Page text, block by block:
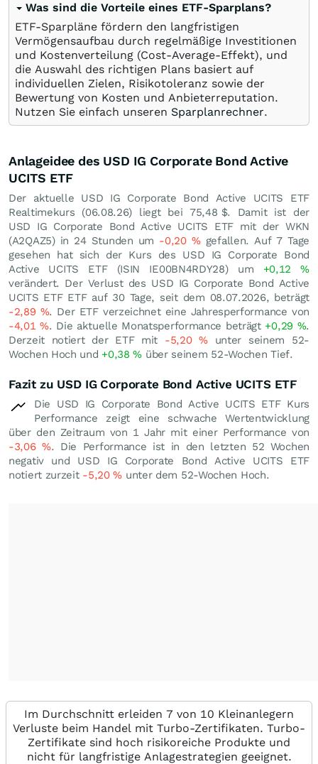
Was sind die Vorteile eines ETF-Sparplans?
ETF-Sparpläne fördern den langfristigen
Vermögensaufbau durch regelmäßige Investitionen
und Kostenverteilung (Cost-Average-Effekt), und
die Auswahl des richtigen Plans basiert auf
individuellen Zielen, Risikotoleranz sowie der
Bewertung von Kosten und Anbieterreputation.
Nutzen Sie einfach unseren Sparplanrechner.
Anlageidee des USD IG Corporate Bond Active
UCITS ETF
Der aktuelle USD IG Corporate Bond Active UCITS ETF
Realtimekurs (06.08.26) liegt bei 75,48 $. Damit ist der
USD IG Corporate Bond Active UCITS ETF mit der WKN
(A2QAZ5) in 24 Stunden um -0,20 %gefallen. Auf 7 Tage
gesehen hat sich der Kurs des USD IG Corporate Bond
Active UCITS ETF (ISIN IE00BN4RDY28) um +0,12%
verändert. Der Verlust des USD IG Corporate Bond Active
UCITS ETF ETF auf 30 Tage, seit dem 08.07.2026, beträgt
-2,89 %. Der ETF verzeichnet eine Jahresperformance von
-4,01%. Die aktuelle Monatsperformance beträgt +0,29 %.
Derzeit notiert der ETF mit -5,20%unter seinem 52-
Wochen Hoch und +0,38% über seinem 52-Wochen Tief.
Fazit zu USD IG Corporate Bond Active UCITS ETF
Die USD IG Corporate Bond Active UCITS ETF Kurs
Performance zeigt eine schwache Wertentwicklung
über den Zeitraum von 1 Jahr mit einer Performance von
-3,06%. Die Performance ist in den letzten 52 Wochen
negativ und USD IG Corporate Bond Active UCITS ETF
notiert zurzeit -5,20% unter dem 52-Wochen Hoch.
Im Durchschnitt erleiden 7 von 10 Kleinanlegern
Verluste beim Handel mit Turbo-Zertifikaten. Turbo-
Zertifikate sind hoch risikoreiche Produkte und
nicht für langfristige Anlagestrategien geeignet.